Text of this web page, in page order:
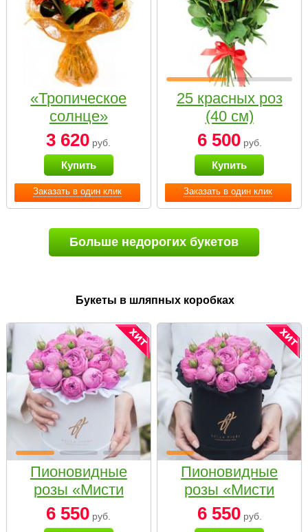
Заказать в один клик
«Тропическое
солнце»
3 620 руб.
Купить
Заказать в один клик
25 красных роз
(40 см)
6 500руб.
Купить
Больше недорогих букетов
Букеты в шляпных коробках
Пионовидные
розы «Мисти
бабблс» в белой
коробке Small
6 550 руб.
Пионовидные
розы «Мисти
бабблс» в
черной коробке
6 550руб.